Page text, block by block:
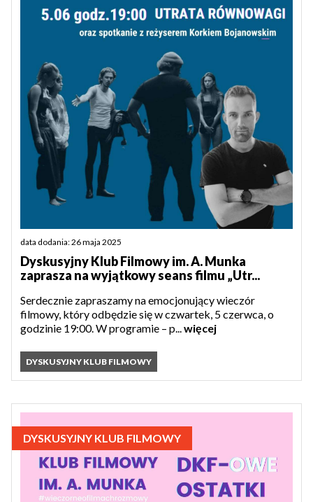
data dodania: 26 maja 2025
Dyskusyjny Klub Filmowy im. A. Munka
zaprasza na wyjątkowy seans filmu „Utr...
Serdecznie zapraszamy na emocjonujący wieczór
filmowy, który odbędzie się w czwartek, 5 czerwca, o
godzinie 19:00. W programie – p...więcej
DYSKUSYJNY KLUB FILMOWY
DYSKUSYJNY KLUB FILMOWY